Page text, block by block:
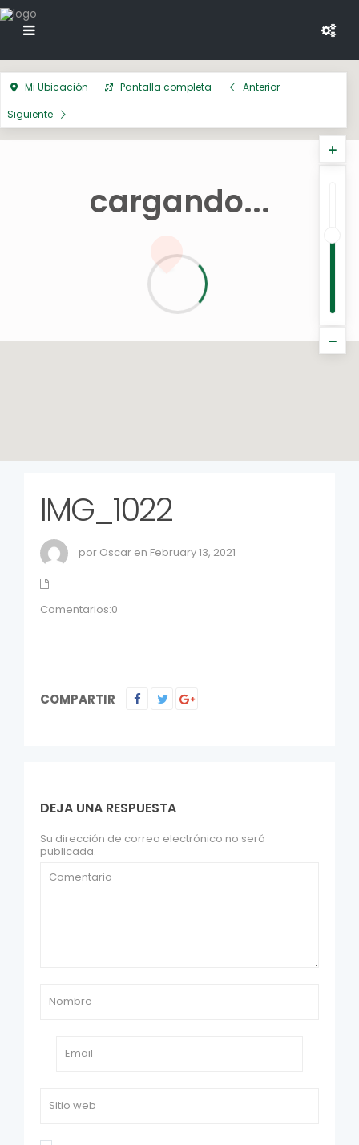
cargando...
Mi Ubicación Pantalla completa
Anterior
Siguiente
IMG_1022
por Oscar en February 13, 2021
Comentarios:0
COMPARTIR
DEJA UNA RESPUESTA
Su dirección de correo electrónico no será
publicada.